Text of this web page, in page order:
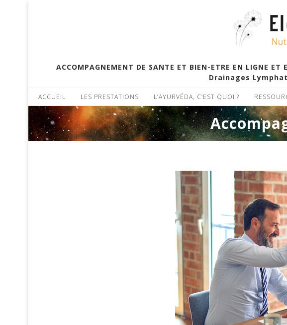
ACCOMPAGNEMENT DE SANTE ET BIEN-ETRE EN
Drainages
ACCUEIL LES PRESTATIONS L’AYURVÉDA, C’EST QUOI ?